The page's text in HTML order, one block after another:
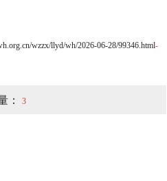
wzzx/llyd/wh/2026-06-28/99346.html-
： 3